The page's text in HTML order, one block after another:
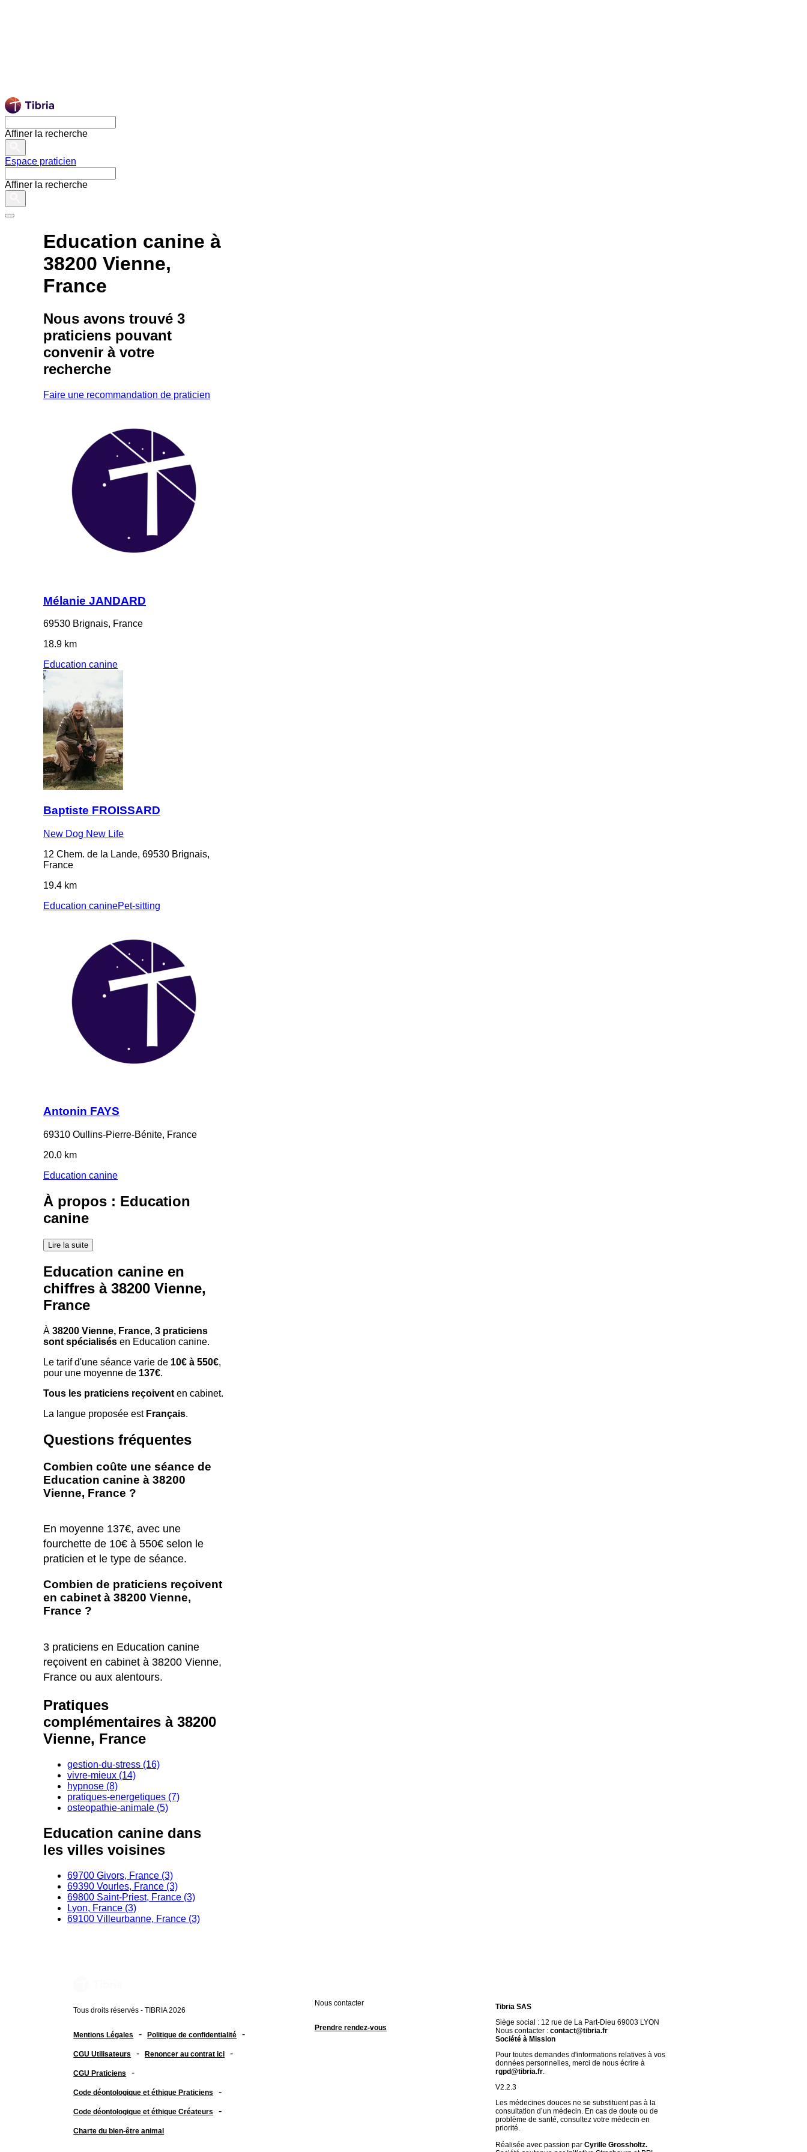
Affiner la recherche
Espace praticien
Affiner la recherche
Education canine à
38200 Vienne,
France
Nous avons trouvé 3
praticiens pouvant
convenir à votre
recherche
Faire une recommandation de praticien
Mélanie JANDARD
69530 Brignais, France
18.9 km
Education canine
Baptiste FROISSARD
New Dog New Life
12 Chem. de la Lande, 69530 Brignais,
France
19.4 km
Education caninePet-sitting
Antonin FAYS
69310 Oullins-Pierre-Bénite, France
20.0 km
Education canine
À propos : Education
canine
Lire la suite
Education canine en
chiffres à 38200 Vienne,
France
À 38200 Vienne, France, 3 praticiens
sont spécialisés en Education canine.
Le tarif d'une séance varie de 10€ à 550€,
pour une moyenne de 137€.
Tous les praticiens reçoivent en cabinet.
La langue proposée est Français.
Questions fréquentes
Combien coûte une séance de
Education canine à 38200
Vienne, France ?
En moyenne 137€, avec une
fourchette de 10€ à 550€ selon le
praticien et le type de séance.
Combien de praticiens reçoivent
en cabinet à 38200 Vienne,
France ?
3 praticiens en Education canine
reçoivent en cabinet à 38200 Vienne,
France ou aux alentours.
Pratiques
complémentaires à 38200
Vienne, France
gestion-du-stress (16)
vivre-mieux (14)
hypnose (8)
pratiques-energetiques (7)
osteopathie-animale (5)
Education canine dans
les villes voisines
69700 Givors, France (3)
69390 Vourles, France (3)
69800 Saint-Priest, France (3)
Lyon, France (3)
69100 Villeurbanne, France (3)
Tous droits réservés - TIBRIA 2026
Mentions Légales - Politique de confidentialité -
CGU Utilisateurs - Renoncer au contrat ici -
CGU Praticiens -
Code déontologique et éthique Praticiens -
Code déontologique et éthique Créateurs -
Charte du bien-être animal
Nous contacter
Prendre rendez-vous
Tibria SAS
Siège social : 12 rue de La Part-Dieu 69003 LYON
Nous contacter :contact@tibria.fr
Société à Mission
Pour toutes demandes d'informations relatives à vos
données personnelles, merci de nous écrire à
rgpd@tibria.fr
V2.2.3
Les médecines douces ne se substituent pas à la
consultation d’un médecin. En cas de doute ou de
problème de santé, consultez votre médecin en
priorité.
Réalisée avec passion parCyrille Grossholtz.